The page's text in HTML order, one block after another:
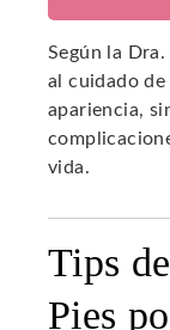
Según la
al cuidado de
apariencia,
vida.
Tips
Pies